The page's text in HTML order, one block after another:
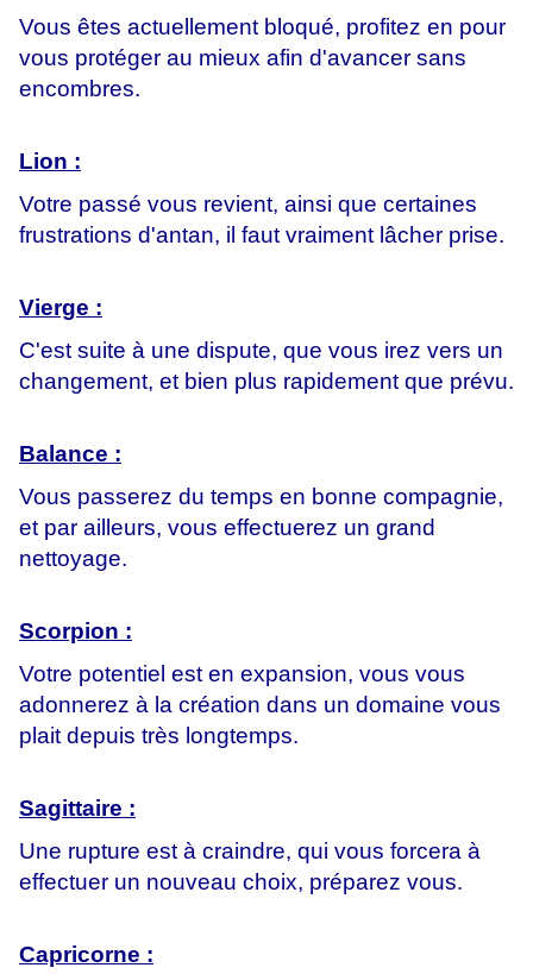
Vous êtes actuellement bloqué, profitez en pour
vous protéger au mieux afin d'avancer sans
encombres.
Lion :
Votre passé vous revient, ainsi que certaines
frustrations d'antan, il faut vraiment lâcher prise.
Vierge :
C'est suite à une dispute, que vous irez vers un
changement, et bien plus rapidement que prévu.
Balance :
Vous passerez du temps en bonne compagnie,
et par ailleurs, vous effectuerez un grand
nettoyage.
Scorpion :
Votre potentiel est en expansion, vous vous
adonnerez à la création dans un domaine vous
plait depuis très longtemps.
Sagittaire :
Une rupture est à craindre, qui vous forcera à
effectuer un nouveau choix, préparez vous.
Capricorne :